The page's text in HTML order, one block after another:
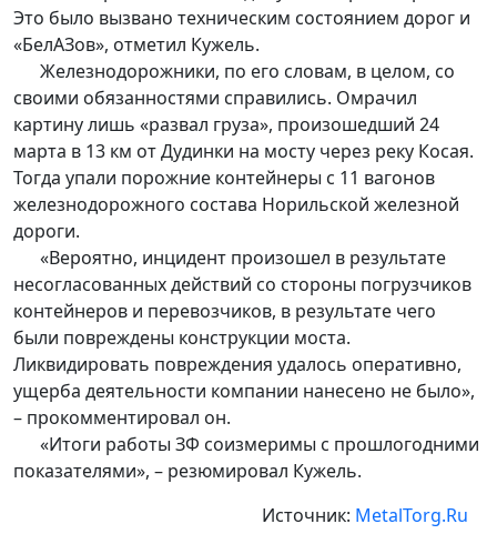
Это было вызвано техническим состоянием дорог и
«БелАЗов», отметил Кужель.
Железнодорожники, по его словам, в целом, со
своими обязанностями справились. Омрачил
картину лишь «развал груза», произошедший 24
марта в 13 км от Дудинки на мосту через реку Косая.
Тогда упали порожние контейнеры с 11 вагонов
железнодорожного состава Норильской железной
дороги.
«Вероятно, инцидент произошел в результате
несогласованных действий со стороны погрузчиков
контейнеров и перевозчиков, в результате чего
были повреждены конструкции моста.
Ликвидировать повреждения удалось оперативно,
ущерба деятельности компании нанесено не было»,
– прокомментировал он.
«Итоги работы ЗФ соизмеримы с прошлогодними
показателями», – резюмировал Кужель.
Источник: MetalTorg.Ru